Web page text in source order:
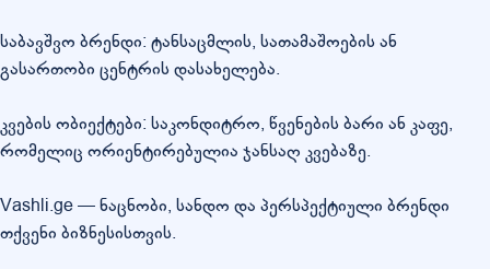
საბავშვო ბრენდი: ტანსაცმლის, სათამაშოების ან
გასართობი ცენტრის დასახელება.
კვების ობიექტები: საკონდიტრო, წვენების ბარი ან კაფე,
რომელიც ორიენტირებულია ჯანსაღ კვებაზე.
Vashli.ge — ნაცნობი, სანდო და პერსპექტიული ბრენდი
თქვენი ბიზნესისთვის.